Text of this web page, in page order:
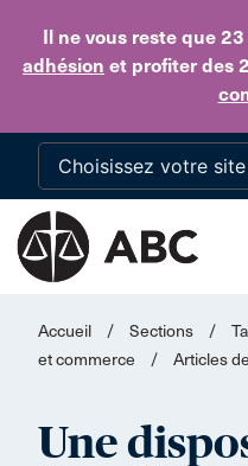
Il ne vous reste que
adhésion et profiter des
Accueil / Sections /
et commerce
/ Articles
Une